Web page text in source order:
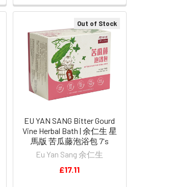
Out of Stock
EU YAN SANG Bitter Gourd
Vine Herbal Bath | 余仁生 星
馬版 苦瓜藤泡浴包 7's
Eu Yan Sang 余仁生
£17.11